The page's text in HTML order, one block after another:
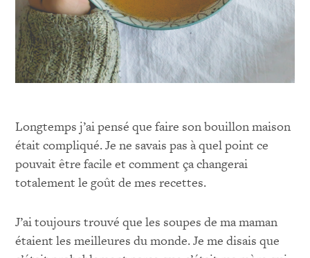
Longtemps j’ai pensé que faire son bouillon maison
était compliqué. Je ne savais pas à quel point ce
pouvait être facile et comment ça changerai
totalement le goût de mes recettes.
J’ai toujours trouvé que les soupes de ma maman
étaient les meilleures du monde. Je me disais que